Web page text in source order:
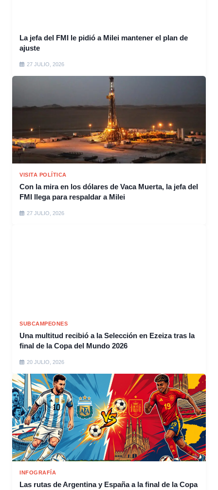
La jefa del FMI le pidió a Milei mantener el plan de
ajuste
27 JULIO, 2026
VISITA POLÍTICA
Con la mira en los dólares de Vaca Muerta, la jefa del
FMI llega para respaldar a Milei
27 JULIO, 2026
SUBCAMPEONES
Una multitud recibió a la Selección en Ezeiza tras la
final de la Copa del Mundo 2026
20 JULIO, 2026
INFOGRAFÍA
Las rutas de Argentina y España a la final de la Copa